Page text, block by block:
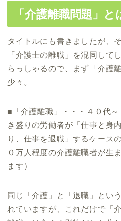
「介護離職問題」と
タイトルにも書きましたが、
「 介護士の離職」 を混同して
らっしゃるので、まず「介護離
少々。
■「介護離職」・・・４０代
き盛りの労働者が「仕事と身
り、仕事を退職」するケース
０万人程度の介護離職者が生
ます）
同じ「介護」と「退職」
とい
れていますが、これだけで「